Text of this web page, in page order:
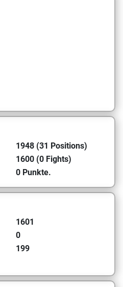
1948 (31 Positions)
1600 (0 Fights)
0 Punkte.
1601
0
199